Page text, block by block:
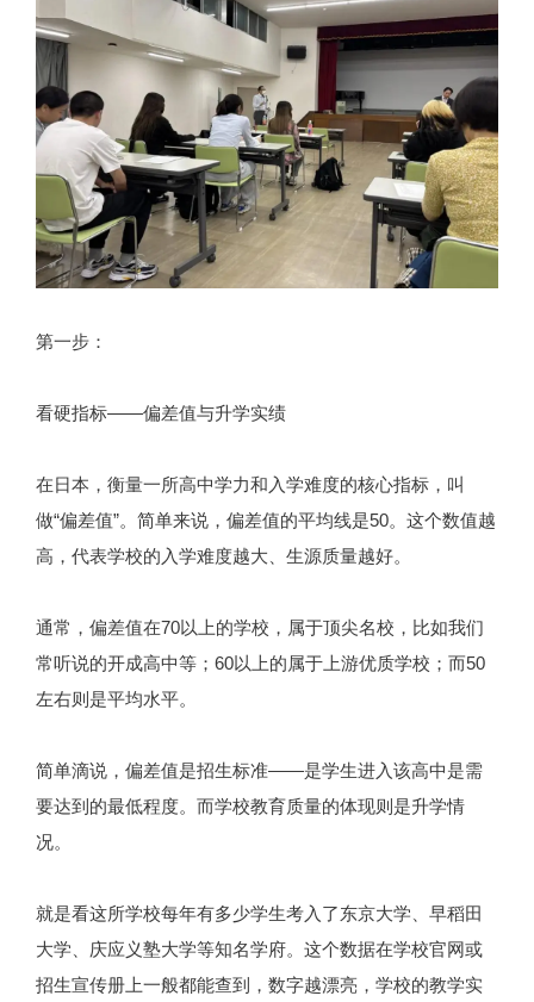
第一步：
看硬指标——偏差值与升学实绩
在日本，衡量一所高中学力和入学难度的核心指标，叫
做“偏差值”。简单来说，偏差值的平均线是50。这个数值越
高，代表学校的入学难度越大、生源质量越好。
通常，偏差值在70以上的学校，属于顶尖名校，比如我们
常听说的开成高中等；60以上的属于上游优质学校；而50
左右则是平均水平。
简单滴说，偏差值是招生标准——是学生进入该高中是需
要达到的最低程度。而学校教育质量的体现则是升学情
况。
就是看这所学校每年有多少学生考入了东京大学、早稻田
大学、庆应义塾大学等知名学府。这个数据在学校官网或
招生宣传册上一般都能查到，数字越漂亮，学校的教学实